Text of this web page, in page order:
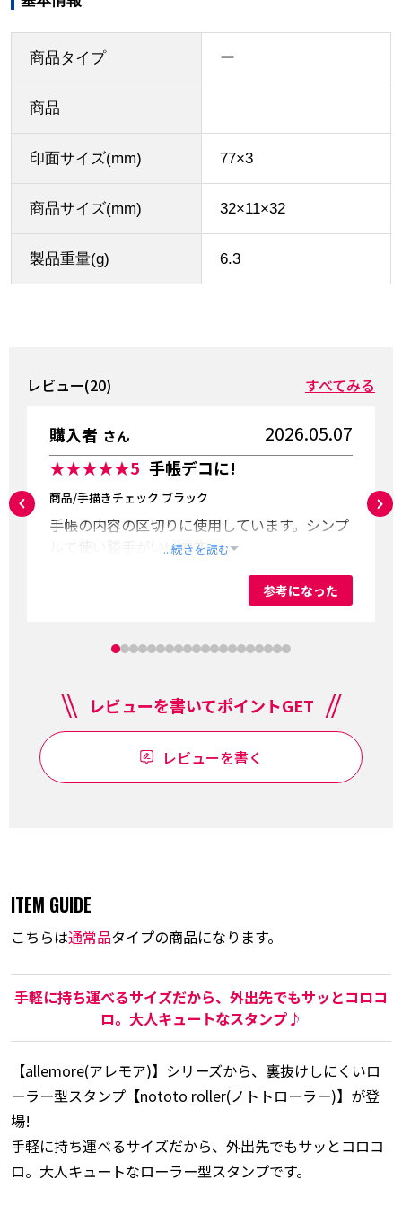
商品タイプ ー
商品
印面サイズ(mm) 77×3
商品サイズ(mm) 32×11×32
製品重量(g) 6.3
レビュー(20) すべてみる
購入者 さん 2026.05.07
★★★★★5 手帳デコに!
商品/手描きチェック ブラック
手帳の内容の区切りに使用しています。シンプ
ルで使い勝手がいいです。
...続きを読む
参考になった
レビューを書いてポイントGET
レビューを書く
ITEM GUIDE
こちらは通常品タイプの商品になります。
手軽に持ち運べるサイズだから、外出先でもサッとコロコ
ロ。大人キュートなスタンプ♪
【allemore(アレモア)】シリーズから、裏抜けしにくいロ
ーラー型スタンプ【nototo roller(ノトトローラー)】が登
場!
手軽に持ち運べるサイズだから、外出先でもサッとコロコ
ロ。大人キュートなローラー型スタンプです。